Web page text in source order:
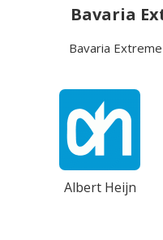
Bavaria
Bavaria
Albert Heijn